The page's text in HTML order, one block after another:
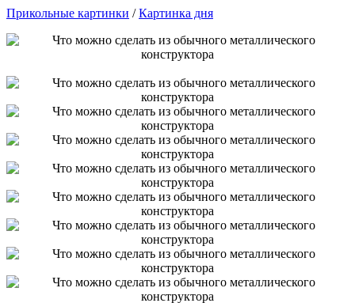
Прикольные картинки /Картинка дня